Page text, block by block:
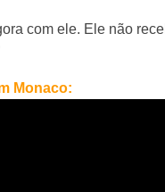
com ele. Ele não
Monaco: